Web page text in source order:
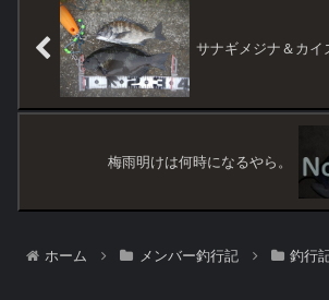
サナギメジナ＆カイ
梅雨明けは何時になるやら。
ホーム メンバー釣行記 釣行